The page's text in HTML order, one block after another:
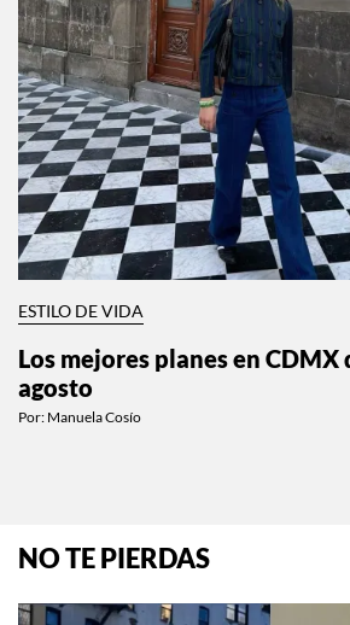
ESTILO DE VIDA
Los mejores planes en CDMX
agosto
Por: Manuela Cosío
NO TE PIERDAS